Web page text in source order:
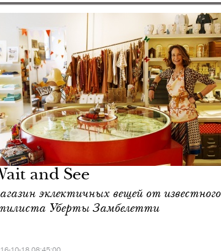
and See
эклектичных вещей от известного
Уберты Замбелетти